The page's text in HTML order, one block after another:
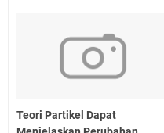
Teori Partikel Dapat